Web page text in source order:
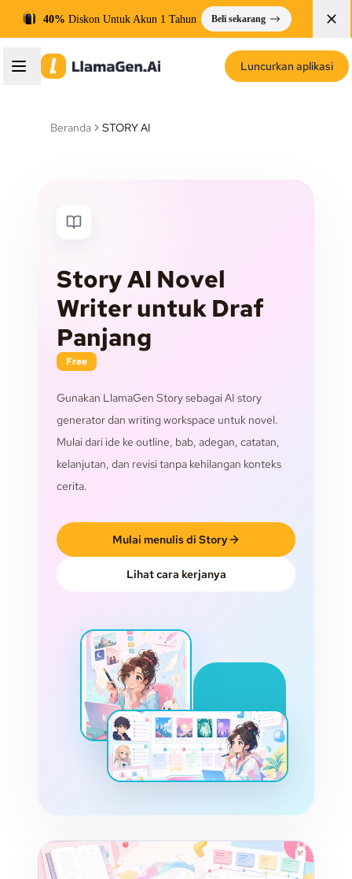
40% Diskon Untuk Akun 1 Tahun Beli sekarang
Luncurkan aplikasi
Beranda STORY AI
Story AI Novel
Writer untuk Draf
Panjang
Free
Gunakan LlamaGen Story sebagai AI story
generator dan writing workspace untuk novel.
Mulai dari ide ke outline, bab, adegan, catatan,
kelanjutan, dan revisi tanpa kehilangan konteks
cerita.
Mulai menulis di Story
Lihat cara kerjanya